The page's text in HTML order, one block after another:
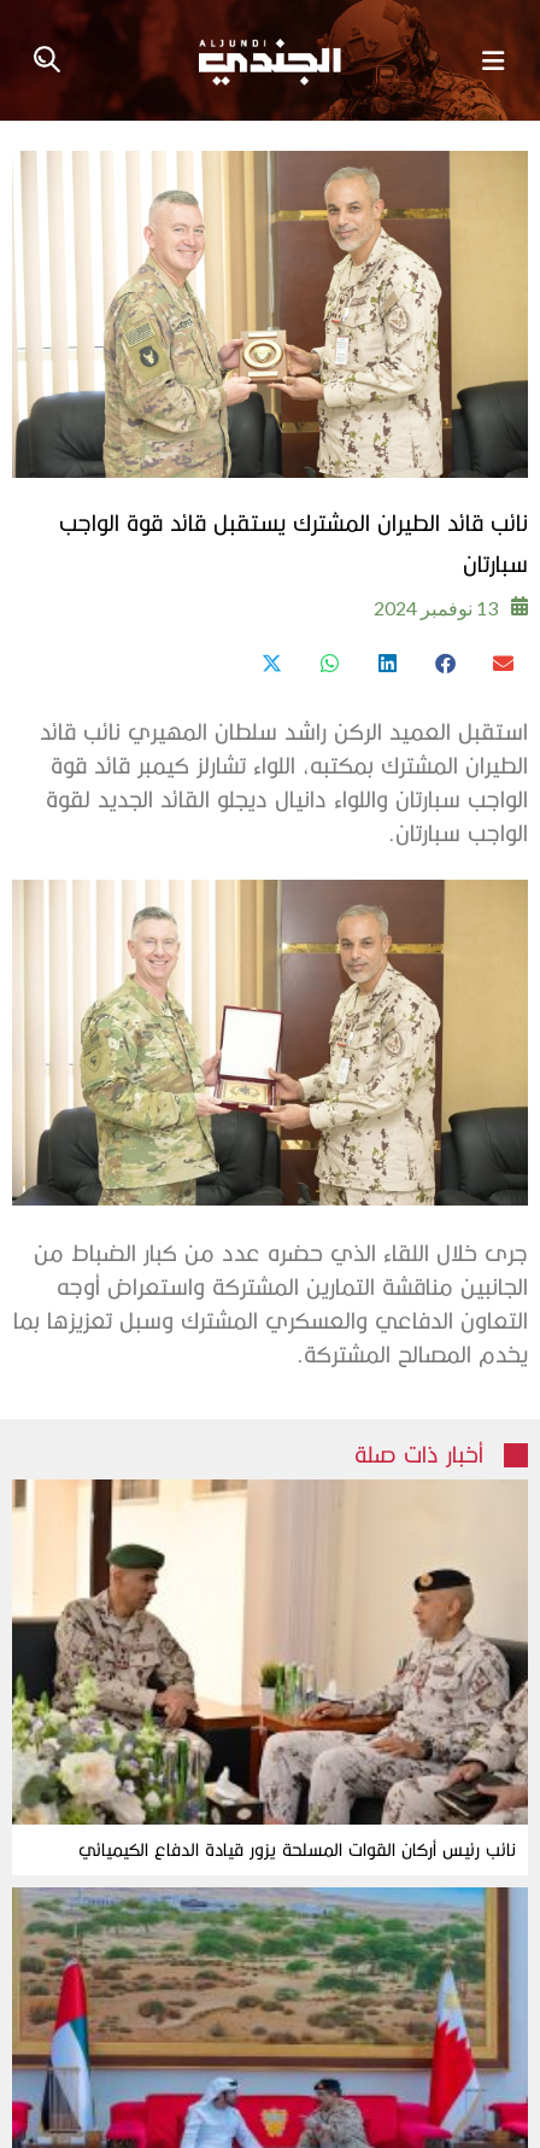
نائب قائد الطيران المشترك يستقبل قائد قوة الواجب
سبارتان
13 نوفمبر 2024
استقبل العميد الركن راشد سلطان المهيري نائب قائد
الطيران المشترك بمكتبه، اللواء تشارلز كيمبر قائد قوة
الواجب سبارتان واللواء دانيال ديجلو القائد الجديد لقوة
الواجب سبارتان.
جرى خلال اللقاء الذي حضره عدد من كبار الضباط من
الجانبين مناقشة التمارين المشتركة واستعراض أوجه
التعاون الدفاعي والعسكري المشترك وسبل تعزيزها بما
يخدم المصالح المشتركة.
أخبار ذات صلة
نائب رئيس أركان القوات المسلحة يزور قيادة الدفاع الكيميائي